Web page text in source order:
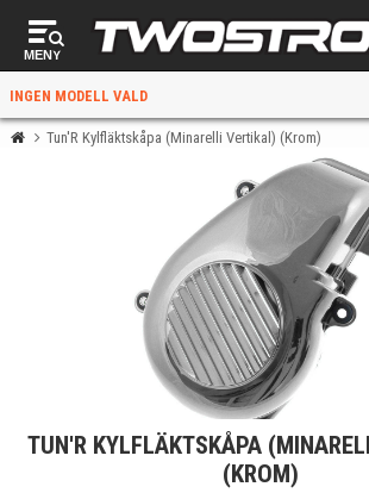
MENY
INGEN MODELL VALD
VÄLJ MOPEDFÖR
VÄLJ
När du valt kommer butiken visa delar
och universella produkter.
Tun'R Kylfläktskåpa (Minarelli Vertikal) (Krom)
TUN'R KYLFLÄKTSKÅPA
(KROM)